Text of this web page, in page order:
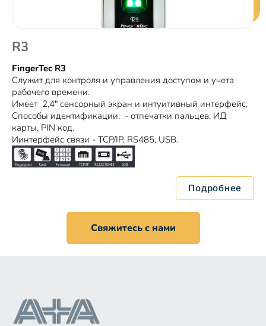
R3
FingerTec R3
Служит для контроля и управления доступом и учета
рабочего времени.
Имеет 2,4" сенсорный экран и интуитивный интерфейс.
Способы идентификации: - отпечатки пальцев, ИД
карты, PIN код.
Иинтерфейс связи - TCP/IP, RS485, USB.
Подробнее
Свяжитесь с нами